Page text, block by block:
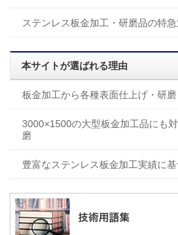
ステンレス板金加工・研磨品の特
本サイトが選ばれる理由
板金加工から各種表面仕上げ・研
3000×1500の大型板金加工品にも
磨
豊富なステンレス板金加工実績に